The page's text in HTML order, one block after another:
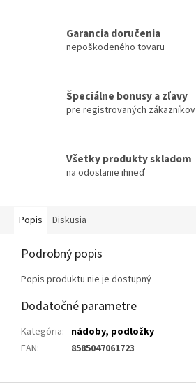
Garancia doručenia
nepoškodeného tovaru
Špeciálne bonusy a zľavy
pre registrovaných zákazníkov
Všetky produkty skladom
na odoslanie ihneď
Popis Diskusia
Podrobný popis
Popis produktu nie je dostupný
Dodatočné parametre
Kategória: nádoby, podložky
EAN: 8585047061723